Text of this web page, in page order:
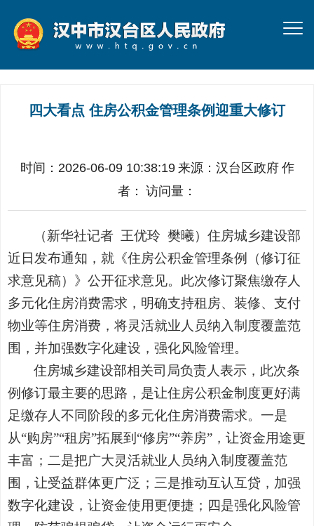
四大看点 住房公积金管理条例迎重大修订
时间：2026-06-09 10:38:19 来源： 汉台区政府 作
者： 访问量：
（新华社记者 王优玲 樊曦）住房城乡建设部
近日发布通知，就《住房公积金管理条例（修订征
求意见稿）》公开征求意见。此次修订聚焦缴存人
多元化住房消费需求，明确支持租房、装修、支付
物业等住房消费，将灵活就业人员纳入制度覆盖范
围，并加强数字化建设，强化风险管理。
住房城乡建设部相关司局负责人表示，此次条
例修订最主要的思路，是让住房公积金制度更好满
足缴存人不同阶段的多元化住房消费需求。一是
从“购房”“租房”拓展到“修房”“养房”，让资金用途更
丰富；二是把广大灵活就业人员纳入制度覆盖范
围，让受益群体更广泛；三是推动互认互贷，加强
数字化建设，让资金使用更便捷；四是强化风险管